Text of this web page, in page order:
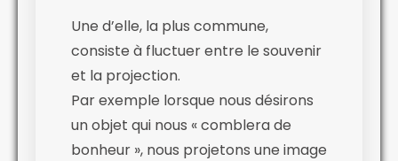
Une d’elle, la plus commune,
consiste à fluctuer entre le souvenir
et la projection.
Par exemple lorsque nous désirons
un objet qui nous « comblera de
bonheur », nous projetons une image